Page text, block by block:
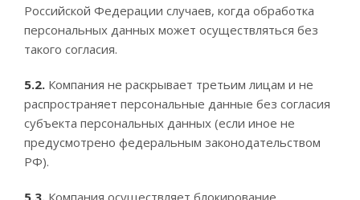
Российской Федерации случаев, когда обработка
персональных данных может осуществляться без
такого согласия.
5.2. Компания не раскрывает третьим лицам и не
распространяет персональные данные без согласия
субъекта персональных данных (если иное не
предусмотрено федеральным законодательством
РФ).
5.3. Компания осуществляет блокирование